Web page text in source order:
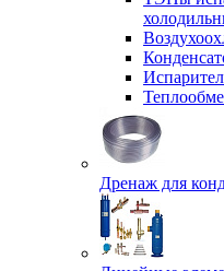
Дренаж для